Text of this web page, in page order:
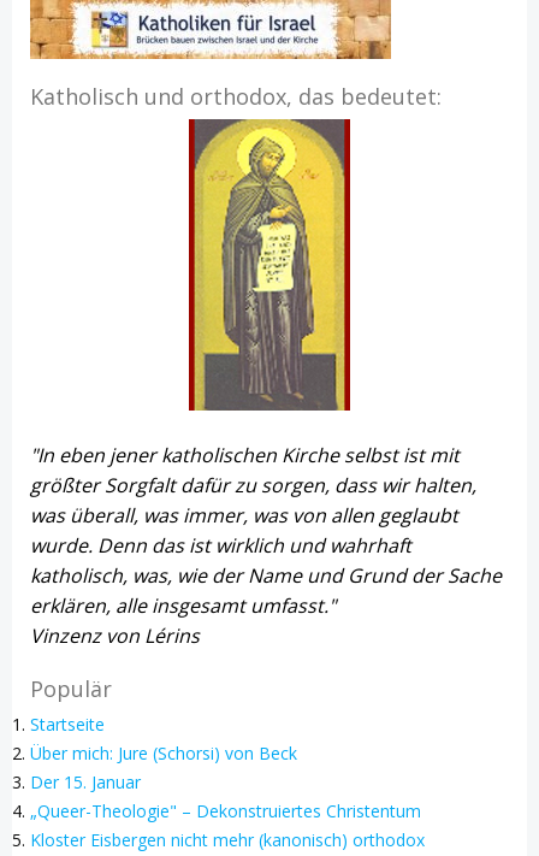
Katholisch und orthodox, das bedeutet:
"In eben jener katholischen Kirche selbst ist mit
größter Sorgfalt dafür zu sorgen, dass wir halten,
was überall, was immer, was von allen geglaubt
wurde. Denn das ist wirklich und wahrhaft
katholisch, was, wie der Name und Grund der Sache
erklären, alle insgesamt umfasst."
Vinzenz von Lérins
Populär
Startseite
Über mich: Jure (Schorsi) von Beck
Der 15. Januar
„Queer-Theologie" – Dekonstruiertes Christentum
Kloster Eisbergen nicht mehr (kanonisch) orthodox